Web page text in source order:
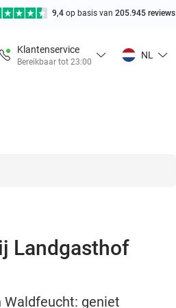
9,4 op basis van 205.945 reviews
Klantenservice
Bereikbaar tot 23:00
NL
Landgasthof
geniet